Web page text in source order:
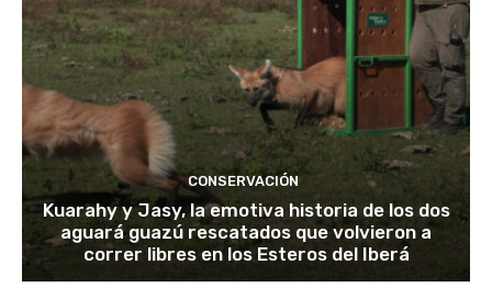
CONSERVACIÓN
Kuarahy y Jasy, la emotiva historia de los dos
aguará guazú rescatados que volvieron a
correr libres en los Esteros del Iberá